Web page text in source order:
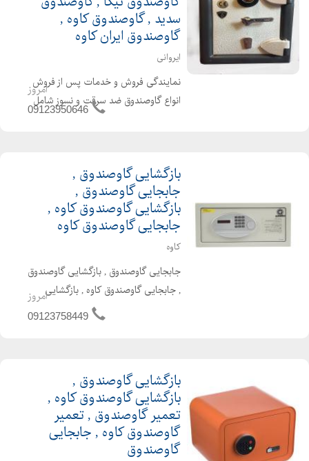
دیجیتالی، تعویض قفل...
سدید , گاوصندوق کاوه ,
گاوصندوق ایران کاوه
ایروانی
نمایندگی فروش و خدمات پس از فروش
انواع گاوصندوق ضد سرقت و نسوز شامل
گنجینه . گنجینه...
امروز
09123950646
بازگشایی گاوصندوق ,
جابجایی گاوصندوق ,
بازگشایی گاوصندوق کاوه ,
جابجایی گاوصندوق کاوه
کاوه
جابجایی گاوصندوق , بازگشایی گاوصندوق
, جابجایی گاوصندوق کاوه , بازگشایی
گاوصندوق کاوه , کلیه خدمات تخصصی
امروز
09123758449
بازگشایی گاوصندوق ,
بازگشایی گاوصندوق کاوه ,
تعمیر گاوصندوق , تعمیر
گاوصندوق کاوه , جابجایی
گاوصندوق